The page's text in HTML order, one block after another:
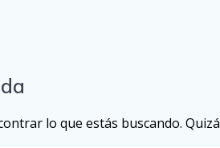
lo que estás buscando.